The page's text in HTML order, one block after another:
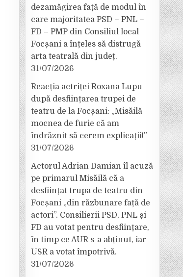
dezamăgirea față de modul în
care majoritatea PSD – PNL –
FD – PMP din Consiliul local
Focșani a înțeles să distrugă
arta teatrală din județ.
31/07/2026
Reacția actriței Roxana Lupu
după desființarea trupei de
teatru de la Focșani: „Misăilă
mocnea de furie că am
îndrăznit să cerem explicații!”
31/07/2026
Actorul Adrian Damian îl acuză
pe primarul Misăilă că a
desființat trupa de teatru din
Focșani „din răzbunare față de
actori”. Consilierii PSD, PNL și
FD au votat pentru desființare,
în timp ce AUR s-a abținut, iar
USR a votat împotrivă.
31/07/2026